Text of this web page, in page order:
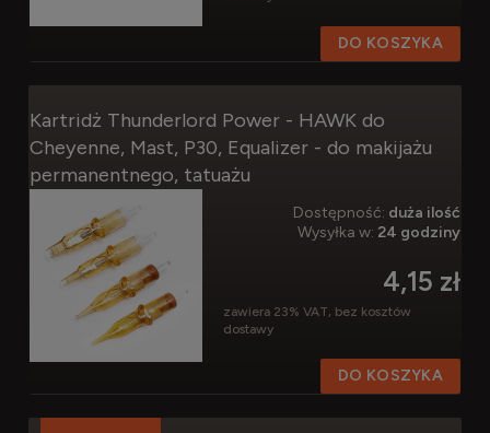
DO KOSZYKA
Kartridż Thunderlord Power - HAWK do
Cheyenne, Mast, P30, Equalizer - do makijażu
permanentnego, tatuażu
Dostępność: duża ilość
Wysyłka w: 24 godziny
4,15 zł
zawiera 23% VAT, bez kosztów
dostawy
DO KOSZYKA